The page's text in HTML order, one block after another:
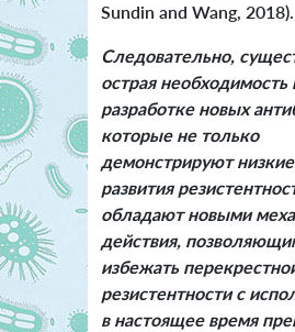
Sundin and Wang, 2018).
Следовательно,
острая необходимость
разработке новых
которые не только
демонстрируют
развития
обладают новыми
действия,
избежать
резистентности с
в настоящее время